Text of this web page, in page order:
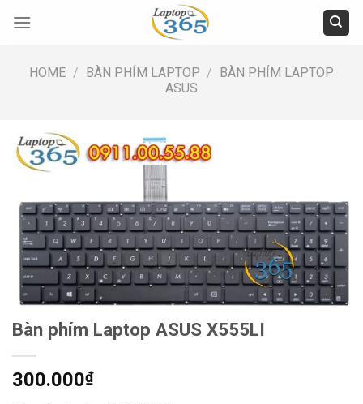
HOME / BÀN PHÍM LAPTOP / BÀN PHÍM LAPTOP
ASUS
Bàn phím Laptop ASUS X555LI
300.000₫